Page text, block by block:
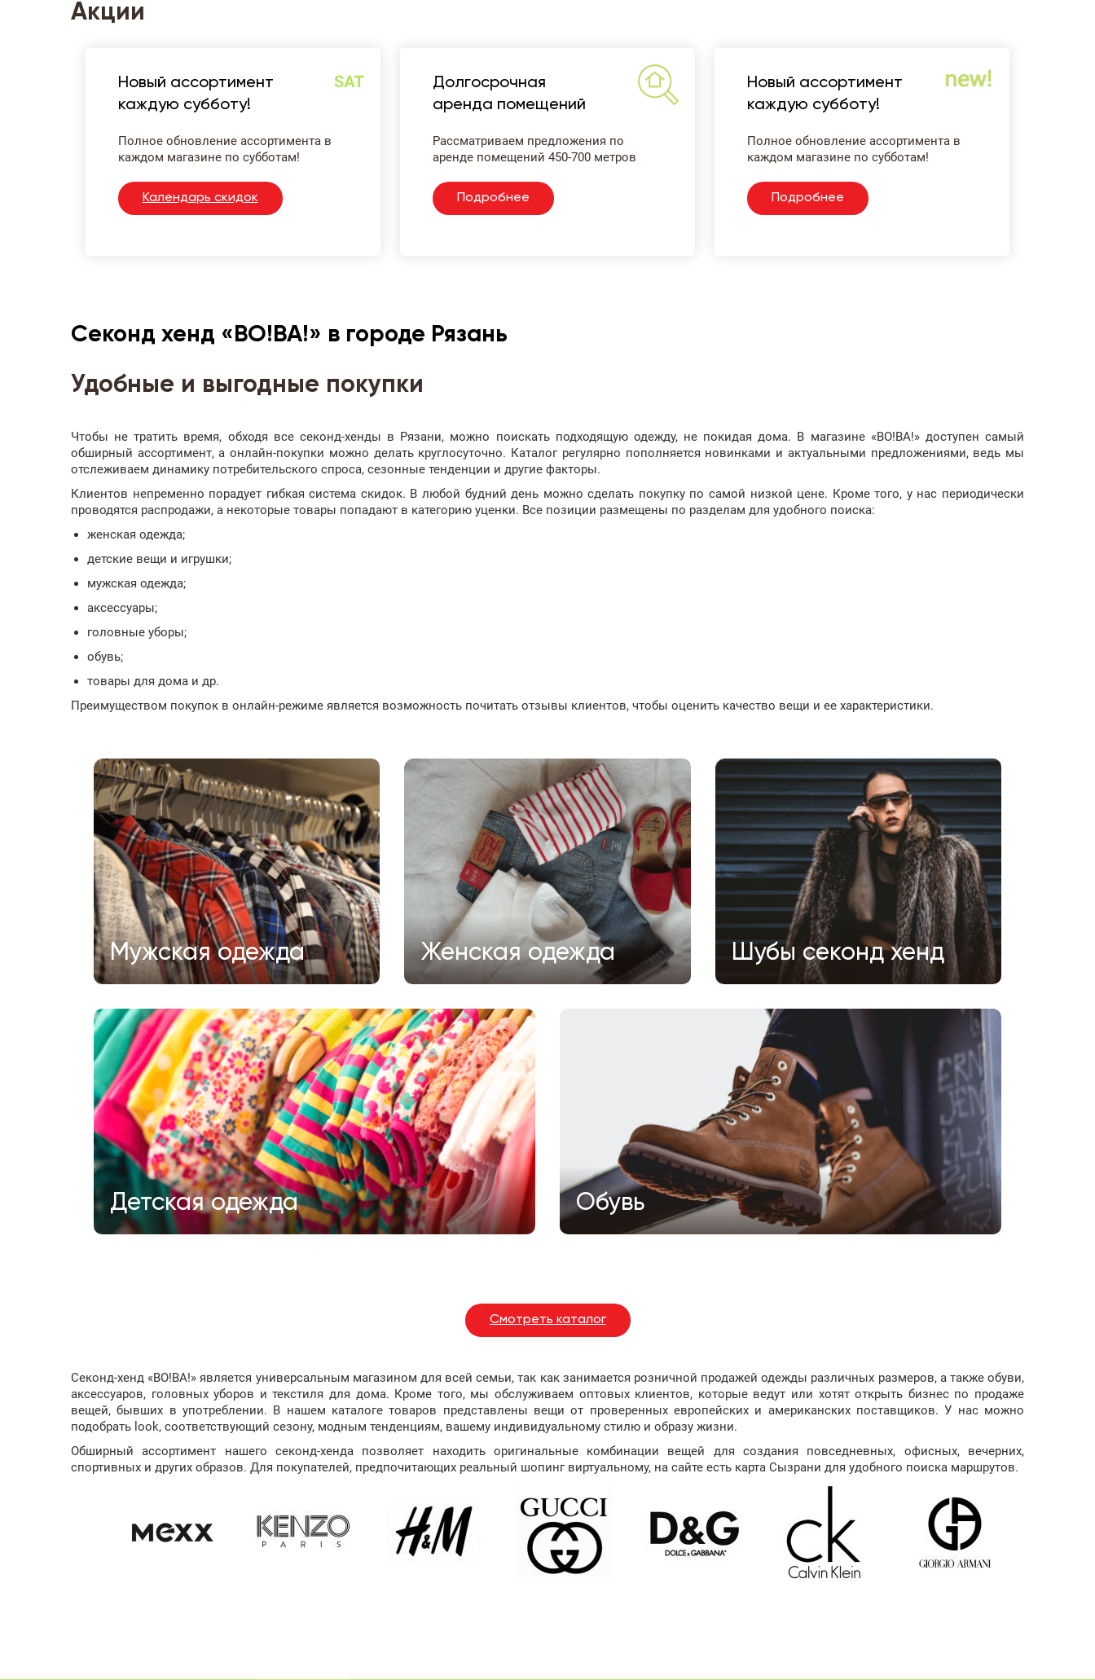
Акции
Новый ассортимент
каждую субботу!
Полное обновление ассортимента в
каждом магазине по субботам!
Календарь скидок
Долгосрочная
аренда помещений
Рассматриваем предложения по
аренде помещений 450-700 метров
Подробнее
Новый ассортимент
каждую субботу!
Полное обновление ассортимента в
каждом магазине по субботам!
Подробнее
Секонд хенд «ВО!ВА!» в городе Рязань
Удобные и выгодные покупки
Чтобы не тратить время, обходя все секонд-хенды в Рязани, можно поискать подходящую одежду, не покидая дома. В магазине «ВО!ВА!» доступен самый
обширный ассортимент, а онлайн-покупки можно делать круглосуточно. Каталог регулярно пополняется новинками и актуальными предложениями, ведь мы
отслеживаем динамику потребительского спроса, сезонные тенденции и другие факторы.
Клиентов непременно порадует гибкая система скидок. В любой будний день можно сделать покупку по самой низкой цене. Кроме того, у нас периодически
проводятся распродажи, а некоторые товары попадают в категорию уценки. Все позиции размещены по разделам для удобного поиска:
женская одежда;
детские вещи и игрушки;
мужская одежда;
аксессуары;
головные уборы;
обувь;
товары для дома и др.
Преимуществом покупок в онлайн-режиме является возможность почитать отзывы клиентов, чтобы оценить качество вещи и ее характеристики.
Мужская одежда Женская одежда Шубы секонд хенд
Детская одежда Обувь
Смотреть каталог
Секонд-хенд «ВО!ВА!» является универсальным магазином для всей семьи, так как занимается розничной продажей одежды различных размеров, а также обуви,
аксессуаров, головных уборов и текстиля для дома. Кроме того, мы обслуживаем оптовых клиентов, которые ведут или хотят открыть бизнес по продаже
вещей, бывших в употреблении. В нашем каталоге товаров представлены вещи от проверенных европейских и американских поставщиков. У нас можно
подобрать look, соответствующий сезону, модным тенденциям, вашему индивидуальному стилю и образу жизни.
Обширный ассортимент нашего секонд-хенда позволяет находить оригинальные комбинации вещей для создания повседневных, офисных, вечерних,
спортивных и других образов. Для покупателей, предпочитающих реальный шопинг виртуальному, на сайте есть карта Сызрани для удобного поиска маршрутов.